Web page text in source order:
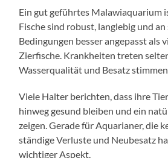
Ein gut geführtes Malawiaquarium
Fische sind robust, langlebig und
Bedingungen besser angepasst als
Zierfische. Krankheiten treten
Wasserqualität und Besatz
Viele Halter berichten, dass ihre
hinweg gesund bleiben und ein
zeigen. Gerade für Aquarianer, die
ständige Verluste und Neubesatz
wichtiger Aspekt.